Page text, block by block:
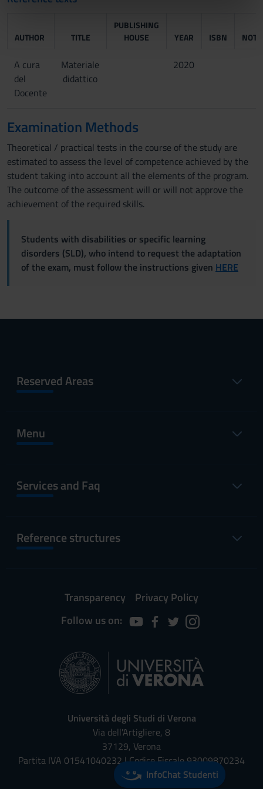
informazioni sul modo in cui utilizzi il nostro sito con i
pubblicità e social media, i quali potrebbero combinarle
raccolto dal tuo utilizzo dei loro servizi.
AUTHOR TITLE
PUBLISHING
HOUSE
YEAR ISBN
A cura
del
Docente
Materiale
didattico
2020
Examination Methods
Theoretical / practical tests in the course of the study are
estimated to assess the level of competence achieved by the
student taking into account all the elements of the program.
The outcome of the assessment will or will not approve the
achievement of the required skills.
Students with disabilities or specific learning
disorders (SLD), who intend to request the adaptation
of the exam, must follow the instructions given HERE
Reserved Areas
Menu
Services and Faq
Reference structures
Transparency
Privacy Policy
Follow us on:
Università degli Studi di Verona
Via dell'Artigliere, 8
37129, Verona
Partita IVA 01541040232 | Codice Fiscale 93009870234
InfoChat Studenti